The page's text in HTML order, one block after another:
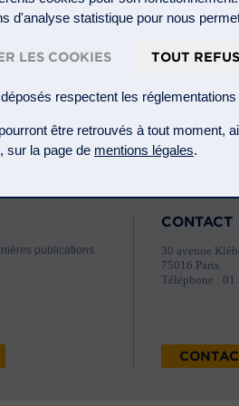
publications.
CONTACT
30 avenue
75016 Paris
Téléphone : 01
d'analyse statistique pour nous
LES COOKIES TOUT
respectent les
être retrouvés à tout moment,
sur la page de mentions légales.